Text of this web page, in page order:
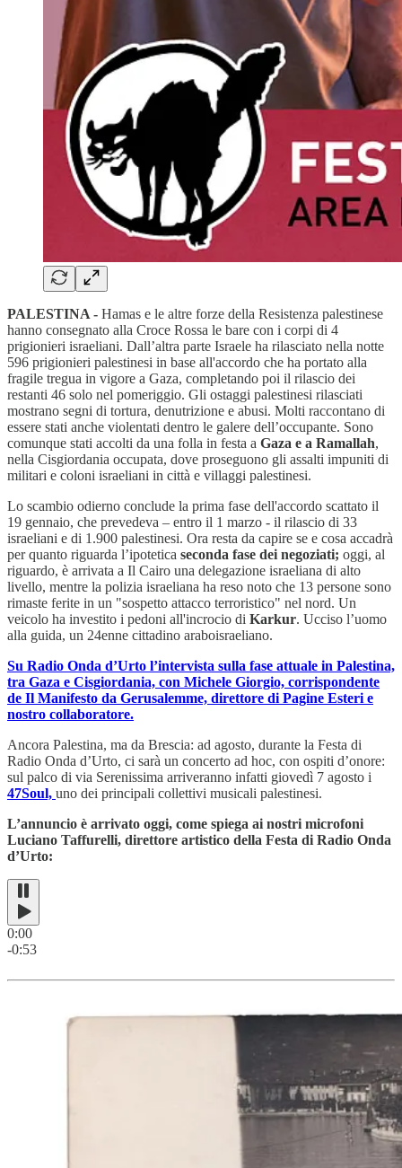
PALESTINA - Hamas e le altre forze della Resistenza palestinese
hanno consegnato alla Croce Rossa le bare con i corpi di 4
prigionieri israeliani. Dall’altra parte Israele ha rilasciato nella notte
596 prigionieri palestinesi in base all'accordo che ha portato alla
fragile tregua in vigore a Gaza, completando poi il rilascio dei
restanti 46 solo nel pomeriggio. Gli ostaggi palestinesi rilasciati
mostrano segni di tortura, denutrizione e abusi. Molti raccontano di
essere stati anche violentati dentro le galere dell’occupante. Sono
comunque stati accolti da una folla in festa a Gaza e a Ramallah,
nella Cisgiordania occupata, dove proseguono gli assalti impuniti di
militari e coloni israeliani in città e villaggi palestinesi.
Lo scambio odierno conclude la prima fase dell'accordo scattato il
19 gennaio, che prevedeva – entro il 1 marzo - il rilascio di 33
israeliani e di 1.900 palestinesi. Ora resta da capire se e cosa accadrà
per quanto riguarda l’ipotetica seconda fase dei negoziati; oggi, al
riguardo, è arrivata a Il Cairo una delegazione israeliana di alto
livello, mentre la polizia israeliana ha reso noto che 13 persone sono
rimaste ferite in un "sospetto attacco terroristico" nel nord. Un
veicolo ha investito i pedoni all'incrocio di Karkur. Ucciso l’uomo
alla guida, un 24enne cittadino araboisraeliano.
Su Radio Onda d’Urto l’intervista sulla fase attuale in Palestina,
tra Gaza e Cisgiordania, con Michele Giorgio, corrispondente
de Il Manifesto da Gerusalemme, direttore di Pagine Esteri e
nostro collaboratore.
Ancora Palestina, ma da Brescia: ad agosto, durante la Festa di
Radio Onda d’Urto, ci sarà un concerto ad hoc, con ospiti d’onore:
sul palco di via Serenissima arriveranno infatti giovedì 7 agosto i
47Soul, uno dei principali collettivi musicali palestinesi.
L’annuncio è arrivato oggi, come spiega ai nostri microfoni
Luciano Taffurelli, direttore artistico della Festa di Radio Onda
d’Urto:
0:00
-0:53